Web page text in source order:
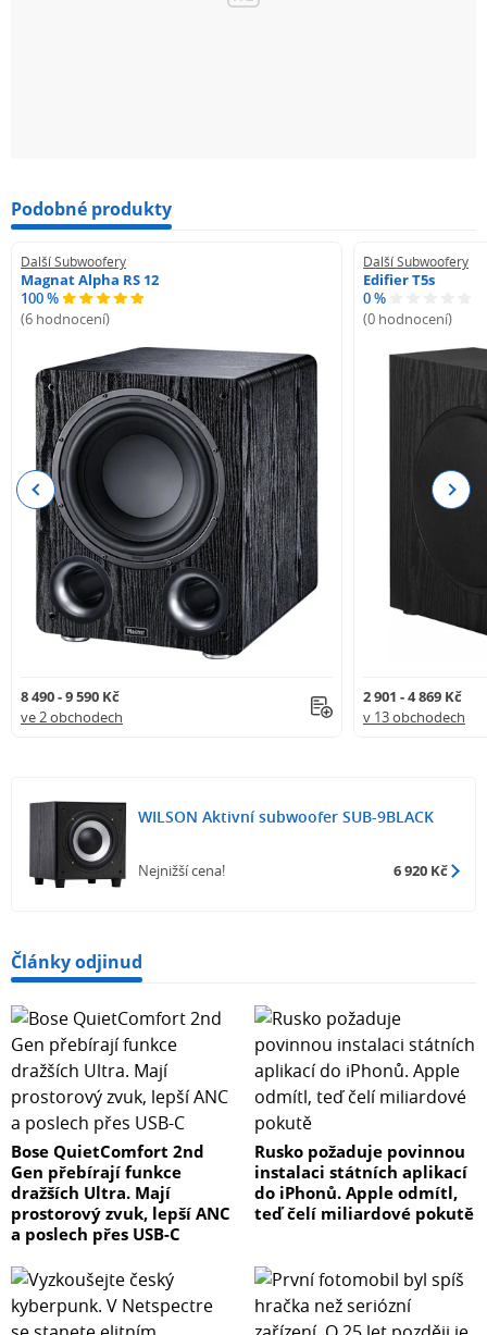
Podobné produkty
Další Subwoofery
Magnat Alpha RS 12
100 %
(6 hodnocení)
8 490 - 9 590 Kč
ve 2 obchodech
Další Subwoofery
Edifier T5s
0 %
(0 hodnocení)
2 901 - 4 869 Kč
v 13 obchodech
Previous Next
WILSON Aktivní subwoofer SUB-9BLACK
Nejnižší cena! 6 920 Kč
Články odjinud
Bose QuietComfort 2nd
Gen přebírají funkce
dražších Ultra. Mají
prostorový zvuk, lepší ANC
a poslech přes USB-C
Rusko požaduje povinnou
instalaci státních aplikací
do iPhonů. Apple odmítl,
teď čelí miliardové pokutě